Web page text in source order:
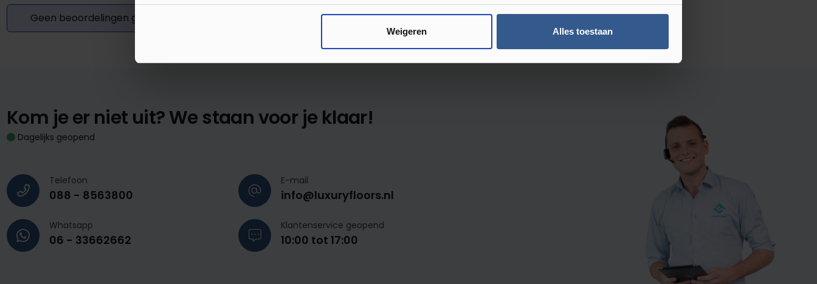
Weigeren Alles toestaan
Geen beoordelingen gevonden. Deel uw inzichten met anderen.
Kom je er niet uit?We staan voor je klaar!
Dagelijks geopend
Telefoon
088 - 8563800
E-mail
info@luxuryfloors.nl
Whatsapp
06 - 33662662
Klantenservice geopend
10:00 tot 17:00